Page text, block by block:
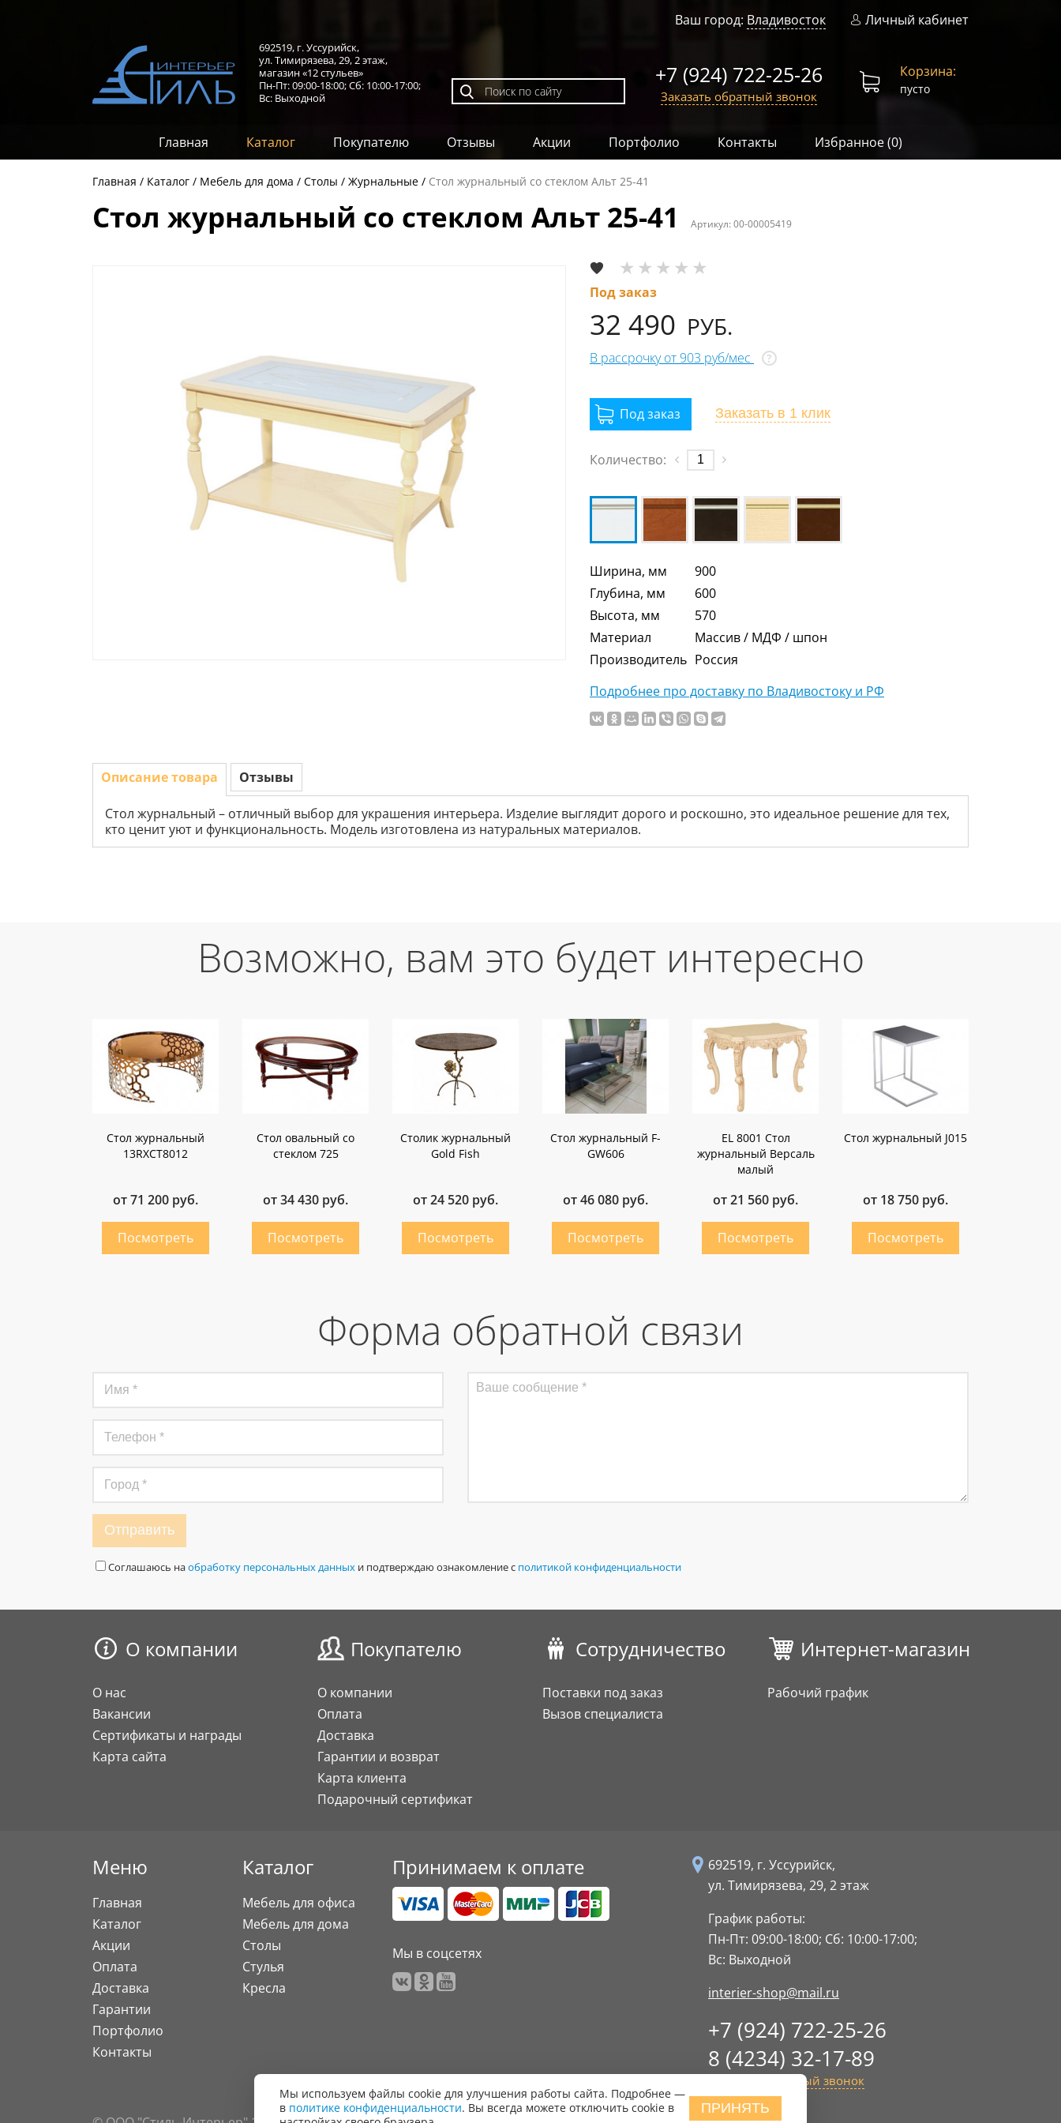
Ваш город: Владивосток Личный кабинет
692519, г. Уссурийск,
ул. Тимирязева, 29,2 этаж,
магазин «12 стульев»
Пн-Пт: 09:00-18:00;Сб: 10:00-17:00;
Вс: Выходной
+7 (924) 722-25-26
Заказать обратный звонок
Корзина:
пусто
Главная Каталог Покупателю Отзывы Акции Портфолио Контакты Избранное (0)
Главная Каталог Мебель для дома Столы Журнальные Стол журнальный со стеклом Альт 25-41
Стол журнальный со стеклом Альт 25-41 Артикул:00-00005419
Под заказ
32 490 РУБ.
В рассрочку от 903 руб/мес ?
Заказать в 1 клик
Количество:
Ширина, мм
900
Глубина, мм
600
Высота, мм
570
Материал
Массив / МДФ / шпон
Производитель Россия
Подробнее про доставку по Владивостоку и РФ
Описание товара Отзывы
Стол журнальный – отличный выбор для украшения интерьера. Изделие выглядит дорого и роскошно, это идеальное решение для тех,
кто ценит уют и функциональность. Модель изготовлена из натуральных материалов.
Возможно, вам это будет интересно
Стол журнальный
13RXCT8012
от 71 200 руб.
Стол овальный со
стеклом 725
от 34 430 руб.
Столик журнальный
Gold Fish
от 24 520 руб.
Стол журнальный F-
GW606
от 46 080 руб.
EL 8001 Стол
журнальный Версаль
малый
от 21 560 руб.
Стол журнальный J015
от 18 750 руб.
Форма обратной связи
Отправить
Соглашаюсь наобработку персональных данных и подтверждаю ознакомление с политикой конфиденциальности
О компании
О нас
Вакансии
Сертификаты и награды
Карта сайта
Покупателю
О компании
Оплата
Доставка
Гарантии и возврат
Карта клиента
Подарочный сертификат
Сотрудничество
Поставки под заказ
Вызов специалиста
Интернет-магазин
Рабочий график
Меню
Главная
Каталог
Акции
Оплата
Доставка
Гарантии
Портфолио
Контакты
Каталог
Мебель для офиса
Мебель для дома
Столы
Стулья
Кресла
Принимаем к оплате
Мы в соцсетях
692519, г. Уссурийск,
ул. Тимирязева, 29, 2 этаж
График работы:
Пн-Пт: 09:00-18:00; Сб: 10:00-17:00;
Вс: Выходной
interier-shop@mail.ru
+7 (924) 722-25-26
8 (4234) 32-17-89
Заказать обратный звонок
Мы используем файлы cookie для улучшения работы сайта. Подробнее —
в политике конфиденциальности. Вы всегда можете отключить cookie в
ПРИНЯТЬ